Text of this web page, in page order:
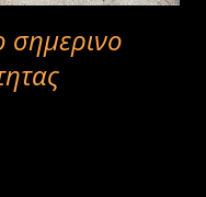
σημερινο